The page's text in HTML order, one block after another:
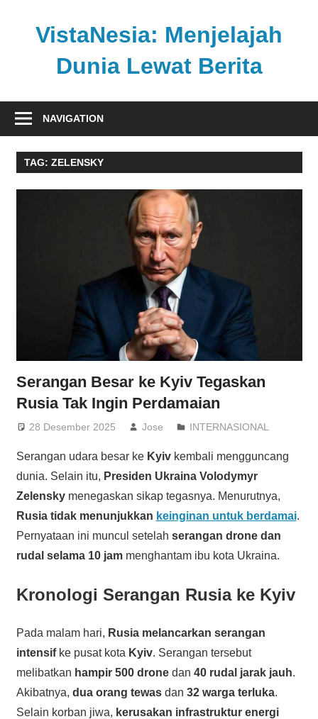
VistaNesia: Menjelajah
Dunia Lewat Berita
nasional
global
dalam
NAVIGATION
TAG: ZELENSKY
Serangan Besar ke Kyiv Tegaskan
Rusia Tak Ingin Perdamaian
28 Desember 2025 Jose INTERNASIONAL
Serangan udara besar ke Kyivkembali mengguncang
dunia. Selain itu, Presiden Ukraina Volodymyr
Zelenskymenegaskan sikap tegasnya. Menurutnya,
Rusia tidak menunjukkan keinginan untuk berdamai.
Pernyataan ini muncul setelah serangan drone dan
rudal selama 10 jammenghantam ibu kota Ukraina.
Kronologi Serangan Rusia ke Kyiv
Pada malam hari, Rusia melancarkan serangan
intensifke pusat kota Kyiv. Serangan tersebut
melibatkan hampir 500 dronedan 40 rudal jarak jauh.
Akibatnya, dua orang tewasdan 32 warga terluka.
Selain korban jiwa, kerusakan infrastruktur energi